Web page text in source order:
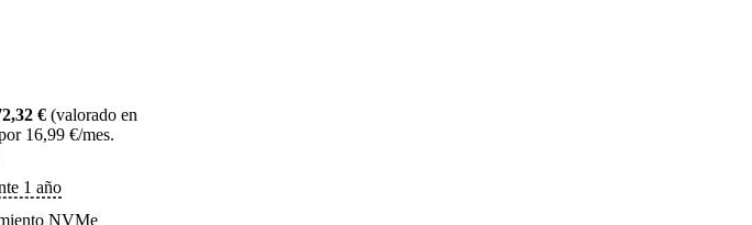
€ (valorado en
16,99 €/mes.
1 año
NVMe